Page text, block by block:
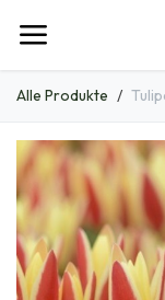
Alle Produkte